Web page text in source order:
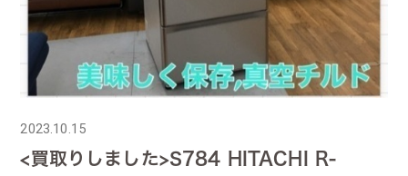
2023.10.15
<買取りしました>S784 HITACHI R-